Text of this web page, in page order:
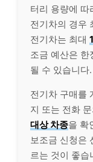
터리 용량에 따
전기차의 경우
전기차는 최대
조금 예산은 한
될 수 있습니다.
전기차 구매를
지 또는 전화
대상 차종을 확
보조금 신청은
르는 것이 좋습